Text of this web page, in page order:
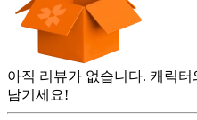
아직 리뷰가 없습니다. 캐릭
남기세요!